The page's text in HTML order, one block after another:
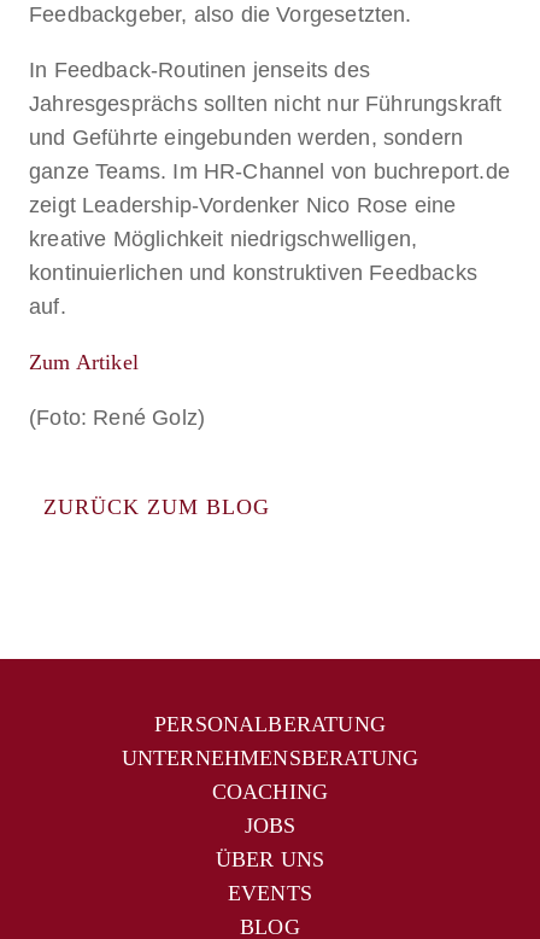
Feedbackgeber, also die Vorgesetzten.
In Feedback-Routinen jenseits des
Jahresgesprächs sollten nicht nur Führungskraft
und Geführte eingebunden werden, sondern
ganze Teams. Im HR-Channel von buchreport.de
zeigt Leadership-Vordenker Nico Rose eine
kreative Möglichkeit niedrigschwelligen,
kontinuierlichen und konstruktiven Feedbacks
auf.
Zum Artikel
(Foto: René Golz)
ZURÜCK ZUM BLOG
PERSONALBERATUNG
UNTERNEHMENSBERATUNG
COACHING
JOBS
ÜBER UNS
EVENTS
BLOG